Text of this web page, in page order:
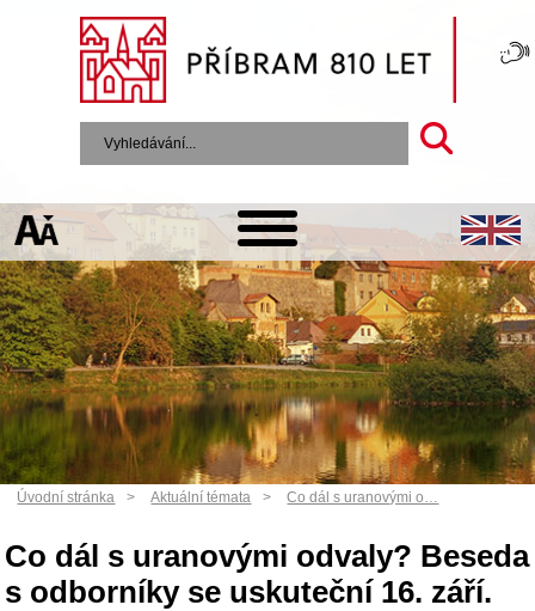
Úvodní stránka Aktuální témata Co dál s uranovými o…
Co dál s uranovými odvaly? Beseda
s odborníky se uskuteční 16. září.